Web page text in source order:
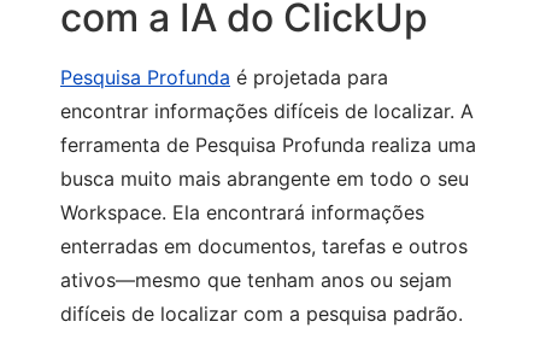
com a IA do ClickUp
Pesquisa Profunda é projetada para
encontrar informações difíceis de localizar. A
ferramenta de Pesquisa Profunda realiza uma
busca muito mais abrangente em todo o seu
Workspace. Ela encontrará informações
enterradas em documentos, tarefas e outros
ativos—mesmo que tenham anos ou sejam
difíceis de localizar com a pesquisa padrão.